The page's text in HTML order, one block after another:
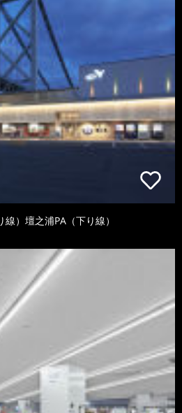
）壇之浦PA（下り線）